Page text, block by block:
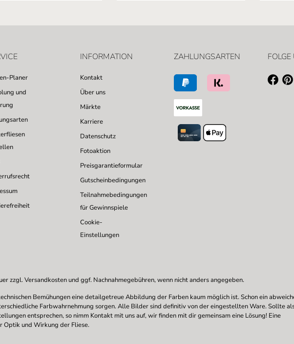
Planer
und
INFORMATION
Kontakt
Über uns
Märkte
Karriere
Datenschutz
Fotoaktion
Preisgarantieformular
Gutscheinbedingungen
Teilnahmebedingungen
für Gewinnspiele
Cookie-
Einstellungen
ZAHLUNGSARTEN
zzgl.Versandkosten und ggf. Nachnahmegebühren, wenn nicht anders angegeben.
Bemühungen eine detailgetreue Abbildung der Farben kaum möglich ist. Schon ein
Farbwahrnehmung sorgen. Alle Bilder sind definitiv von der eingestellten Ware. Sollte
entsprechen, so nimm Kontakt mit uns auf, wir finden mit dir gemeinsam eine Lösung! Eine
Optik und Wirkung der Fliese.